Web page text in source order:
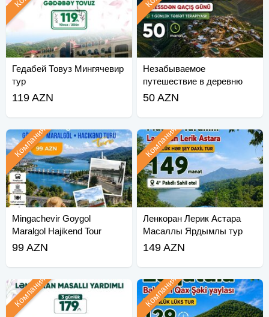
Гедабей Товуз Мингячевир
тур
119 AZN
Незабываемое
путешествие в деревню
Хиналиг
50 AZN
Mingachevir Goygol
Maralgol Hajikend Tour
Компания
99 AZN
Ленкоран Лерик Астара
Масаллы Ярдымлы тур
Компания
149 AZN
Компания Компания